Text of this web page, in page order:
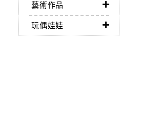
藝術作品
玩偶娃娃